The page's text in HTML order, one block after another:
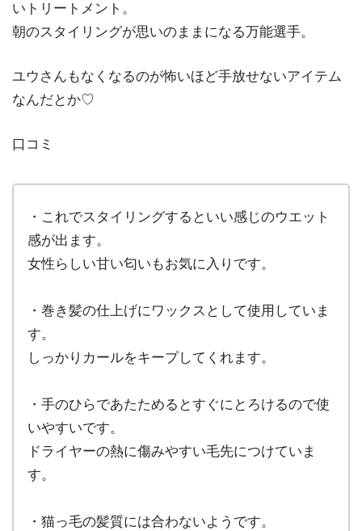
いトリートメント。
朝のスタイリングが思いのままになる万能選手。
ユウさんもなくなるのが怖いほど手放せないアイテム
なんだとか♡
口コミ
・これでスタイリングするといい感じのウエット
感が出ます。
女性らしい甘い匂いもお気に入りです。
・巻き髪の仕上げにワックスとして使用していま
す。
しっかりカールをキープしてくれます。
・手のひらであたためるとすぐにとろけるので使
いやすいです。
ドライヤーの熱に傷みやすい毛先につけていま
す。
・猫っ毛の髪質には合わないようです。